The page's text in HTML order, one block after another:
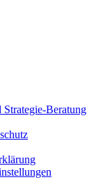
Strategie-Beratung